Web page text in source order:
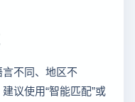
不同、地区不
议使用“智能匹配”或